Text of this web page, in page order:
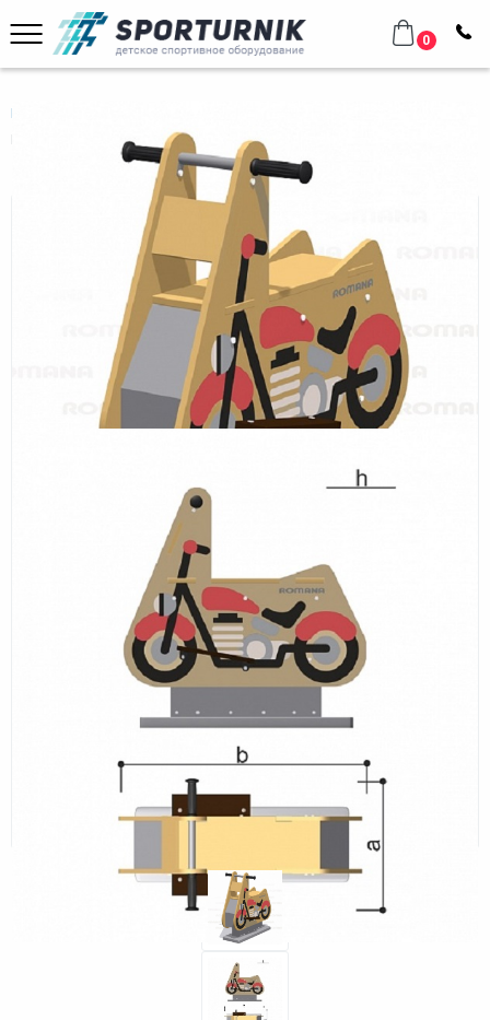
0
Главная
Качалки 1х Romana 108.29.00-01
Качалки 1х Romana 108.29.00-01